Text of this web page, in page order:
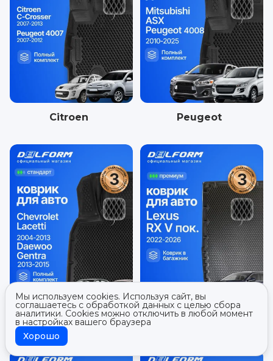
Citroen Peugeot
Daewoo
Мы используем cookies. Используя сайт, вы
соглашаетесь с обработкой данных с целью сбора
аналитики. Cookies можно отключить в любой момент
в настройках вашего браузера
Хорошо